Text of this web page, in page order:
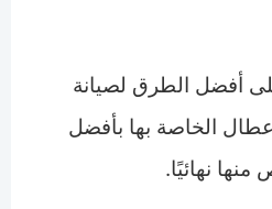
أفضل الطرق لصيانة
الخاصة بها بأفضل
نهائيًا.